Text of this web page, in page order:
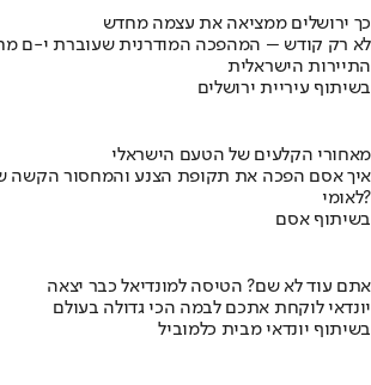
כך ירושלים ממציאה את עצמה מחדש
לא רק קודש – המהפכה המודרנית שעוברת י-ם
התיירות הישראלית
בשיתוף עיריית ירושלים
מאחורי הקלעים של הטעם הישראלי
לאומי?
בשיתוף אסם
אתם עוד לא שם? הטיסה למונדיאל כבר יצאה
יונדאי לוקחת אתכם לבמה הכי גדולה בעולם
בשיתוף יונדאי מבית כלמוביל